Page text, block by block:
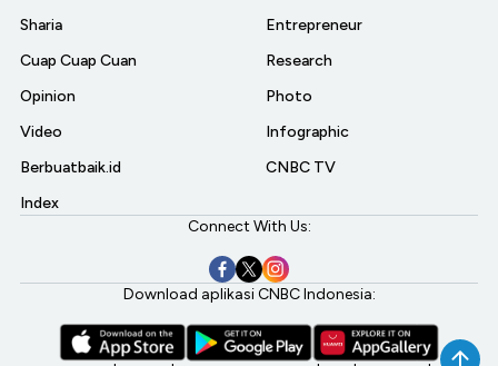
Sharia
Cuap Cuap Cuan
Opinion
Video
Berbuatbaik.id
Index
Entrepreneur
Research
Photo
Infographic
CNBC TV
Connect With Us:
Download aplikasi CNBC Indonesia: